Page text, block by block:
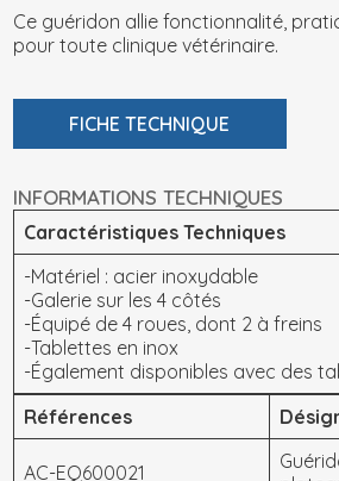
Ce guéridon allie fonctionnalité,
pour toute clinique vétérinaire.
FICHE TECHNIQUE
INFORMATIONS TECHNIQUES
Caractéristiques Techniques
-Matériel : acier inoxydable
-Galerie sur les 4 côtés
-Équipé de 4 roues, dont 2 à freins
-Tablettes en inox
-Également disponibles avec des
Références
AC-EQ600021